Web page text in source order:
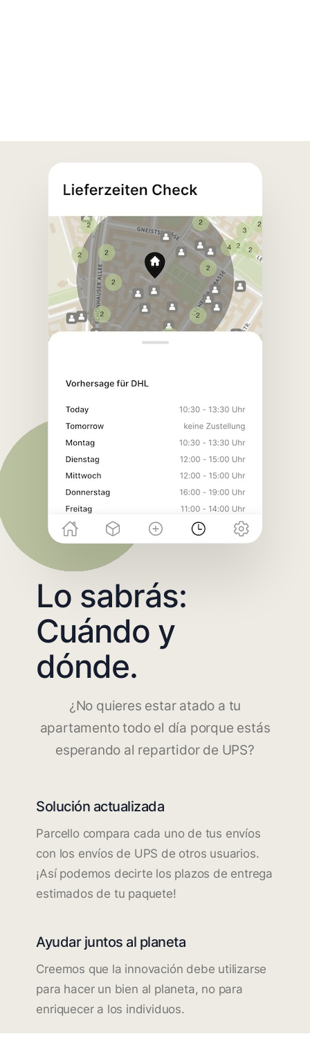
Lo sabrás:
Cuándo y
dónde.
¿No quieres estar atado a tu
apartamento todo el día porque estás
esperando al repartidor de UPS?
Solución actualizada
Parcello compara cada uno de tus envíos
con los envíos de UPS de otros usuarios.
¡Así podemos decirte los plazos de entrega
estimados de tu paquete!
Ayudar juntos al planeta
Creemos que la innovación debe utilizarse
para hacer un bien al planeta, no para
enriquecer a los individuos.